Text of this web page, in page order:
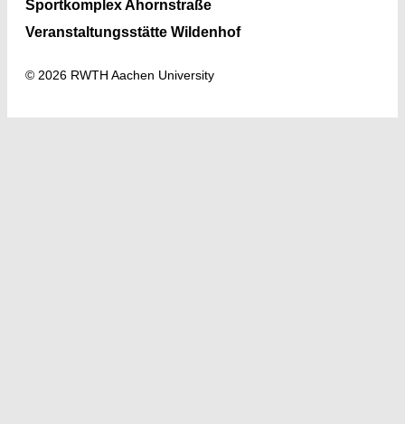
Sportkomplex Ahornstraße
Veranstaltungsstätte Wildenhof
© 2026 RWTH Aachen University